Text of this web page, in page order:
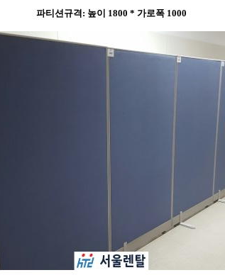
파티션규격: 높이 1800 * 가로폭 1000 ​